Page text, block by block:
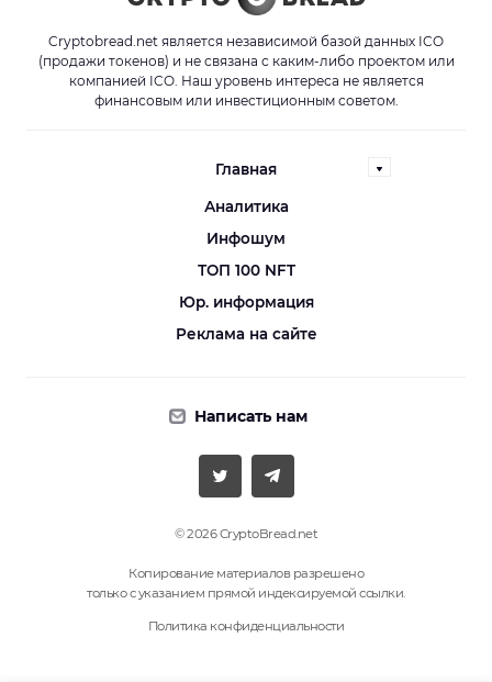
Cryptobread.net является независимой базой данных ICO
(продажи токенов) и не связана с каким-либо проектом или
компанией ICO. Наш уровень интереса не является
финансовым или инвестиционным советом.
Главная
Аналитика
Инфошум
ТОП 100 NFT
Юр. информация
Реклама на сайте
Написать нам
© 2026 CryptoBread.net
Копирование материалов разрешено
только с указанием прямой индексируемой ссылки.
Политика конфиденциальности